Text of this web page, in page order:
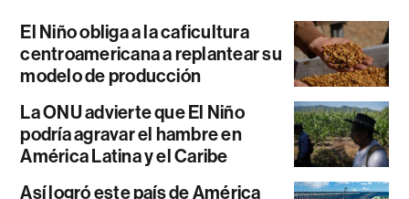
El Niño obliga a la caficultura
centroamericana a replantear su
modelo de producción
La ONU advierte que El Niño
podría agravar el hambre en
América Latina y el Caribe
Así logró este país de América